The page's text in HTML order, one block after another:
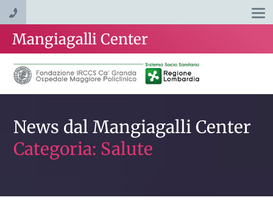
Mangiagalli Center
News dal Mangiagalli Center
Categoria: Salute